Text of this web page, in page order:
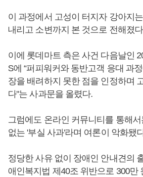
이 과정에서 고성이 터지자 강아지
내리고 소변까지 본 것으로 전해졌
이에 롯데마트 측은 사건 다음날인
S에 “퍼피워커와 동반고객 응대 과
장을 배려하지 못한 점을 인정하며
다"는 사과문을 올렸다.
그럼에도 온라인 커뮤니티를 통해
없는 '부실 사과'라며 여론이 악화됐
정당한 사유 없이 장애인 안내견의
애인복지법 제40조 위반으로 300만